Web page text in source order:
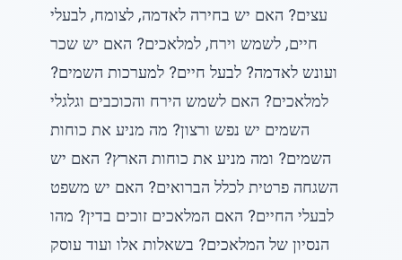
עצים? האם יש בחירה לאדמה, לצומח, לבעלי
חיים, לשמש וירח, למלאכים? האם יש שכר
ועונש לאדמה? לבעל חיים? למערכות השמים?
למלאכים? האם לשמש הירח והכוכבים וגלגלי
השמים יש נפש ורצון? מה מניע את כוחות
השמים? ומה מניע את כוחות הארץ? האם יש
השגחה פרטית לכלל הברואים? האם יש משפט
לבעלי החיים? האם המלאכים זוכים בדין? מהו
הנסיון של המלאכים? בשאלות אלו ועוד עוסק